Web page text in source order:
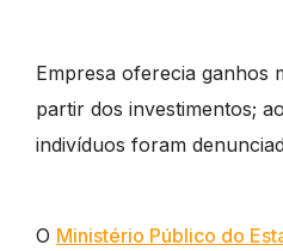
Empresa oferecia ganhos
partir dos investimentos;
indivíduos foram
O Ministério Público do